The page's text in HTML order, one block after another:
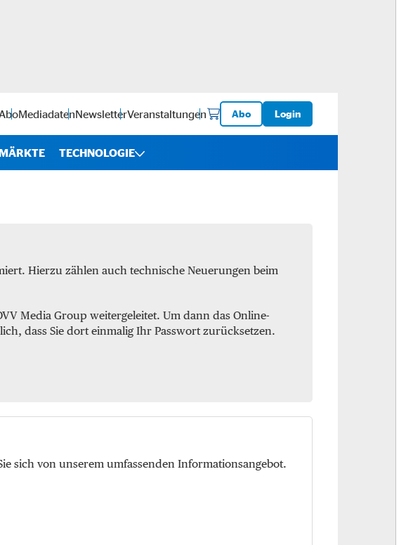
AboMediadatenNewsletterVeranstaltungen Abo Login
TECHNOLOGIE
Intralogistik
Hierzu zählen auch technische Neuerungen beim
Media Group weitergeleitet. Um dann das Online-
dass Sie dort einmalig Ihr Passwort zurücksetzen.
sich von unserem umfassenden Informationsangebot.